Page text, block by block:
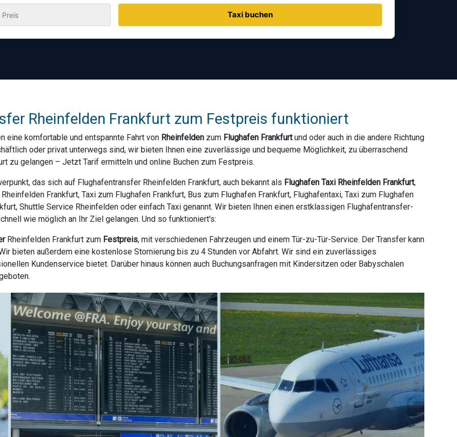
Taxi buchen
Rheinfelden Frankfurt zum Festpreis funktioniert
eine komfortable und entspannte Fahrt von Rheinfelden zum Flughafen Frankfurtund oder auch in die andere Richtung
oder privat unterwegs sind, wir bieten Ihnen eine zuverlässige und bequeme Möglichkeit, zu überraschend
zu gelangen – Jetzt Tarif ermitteln und online Buchen zum Festpreis.
das sich auf Flughafentransfer Rheinfelden Frankfurt, auch bekannt als Flughafen Taxi Rheinfelden Frankfurt,
Frankfurt, Taxi zum Flughafen Frankfurt, Bus zum Flughafen Frankfurt, Flughafentaxi, Taxi zum Flughafen
Shuttle Service Rheinfelden oder einfach Taxi genannt. Wir bieten Ihnen einen erstklassigen Flughafentransfer-
wie möglich an Ihr Ziel gelangen. Und so funktioniert's:
Rheinfelden Frankfurt zum Festpreis, mit verschiedenen Fahrzeugen und einem Tür-zu-Tür-Service. Der Transfer kann
bieten außerdem eine kostenlose Stornierung bis zu 4 Stunden vor Abfahrt. Wir sind ein zuverlässiges
Kundenservice bietet. Darüber hinaus können auch Buchungsanfragen mit Kindersitzen oder Babyschalen